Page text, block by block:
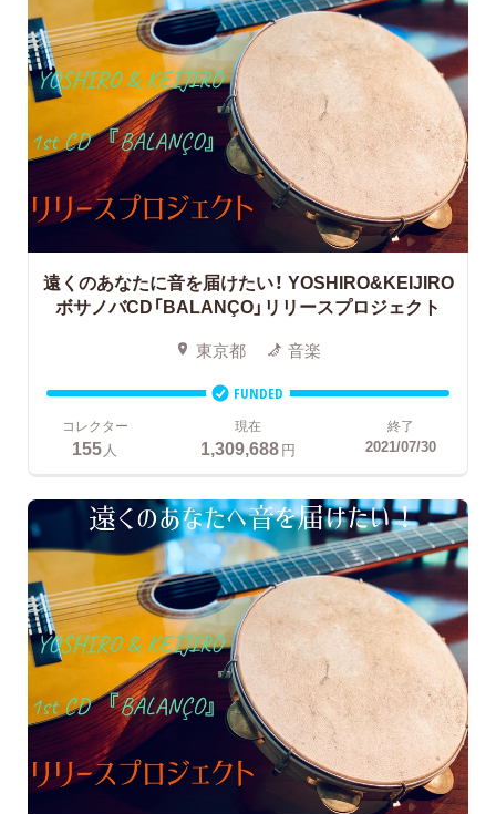
遠くのあなたに音を届けたい！ YOSHIRO&KEIJIRO
ボサノバCD「BALANÇO」リリースプロジェクト
東京都 音楽
FUNDED
コレクター
155人
現在
1,309,688円
終了
2021/07/30